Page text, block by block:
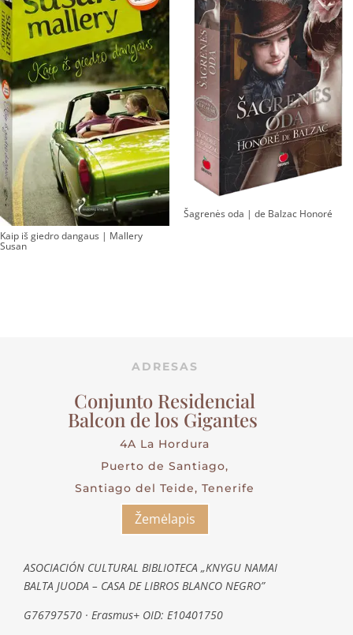
Kaip iš giedro dangaus | Mallery
Susan
Šagrenės oda | de Balzac Honoré
ADRESAS
Conjunto Residencial
Balcon de los Gigantes
4A La Hordura
Puerto de Santiago,
Santiago del Teide, Tenerife
Žemėlapis
ASOCIACIÓN CULTURAL BIBLIOTECA „KNYGU NAMAI
BALTA JUODA – CASA DE LIBROS BLANCO NEGRO”
G76797570 · Erasmus+ OID: E10401750